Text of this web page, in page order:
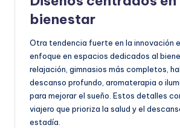
bienestar
Otra tendencia fuerte en la innovación
enfoque en espacios dedicados al
relajación, gimnasios más completos,
descanso profundo, aromaterapia o
para mejorar el sueño. Estos detalles
viajero que prioriza la salud y el
estadía.